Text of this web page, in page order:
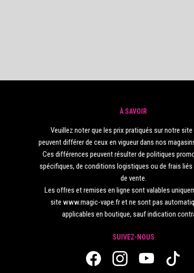
À SAVOIR
Veuillez noter que les prix pratiqués sur notre
peuvent différer de ceux en vigueur dans nos
Ces différences peuvent résulter de politiques
spécifiques, de conditions logistiques ou de frais liés
de vente.
Les offres et remises en ligne sont valables
site www.magic-vape.fr et ne sont pas
applicables en boutique, sauf indication
SUIVEZ-NOUS